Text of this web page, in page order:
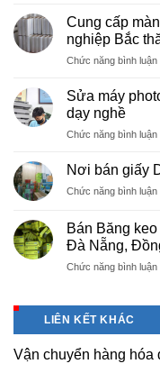
Cung cấp
nghiệp Bắc
Chức năng bình luận
Sửa máy
dạy nghề
Chức năng bình luận
Nơi bán giấy
Chức năng bình luận
Bán Băng
Đà Nẵng,
Chức năng bình luận
LIÊN KẾT KHÁC
Vận chuyển hàng hóa